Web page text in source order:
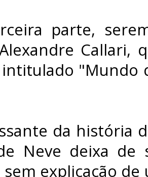
parte,
Callari,
intitulado "Mundo
da história
Neve deixa de
explicação